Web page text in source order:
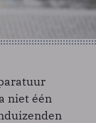
niet één